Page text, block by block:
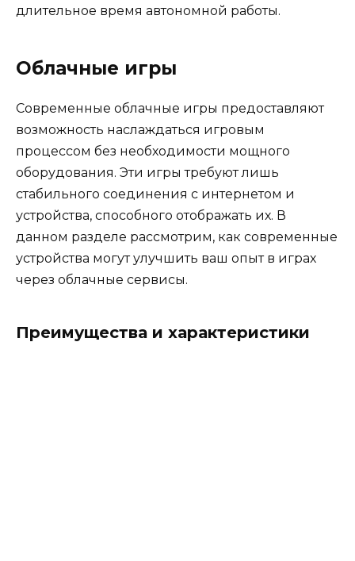
длительное время автономной работы.
Облачные игры
Современные облачные игры предоставляют
возможность наслаждаться игровым
процессом без необходимости мощного
оборудования. Эти игры требуют лишь
стабильного соединения с интернетом и
устройства, способного отображать их. В
данном разделе рассмотрим, как современные
устройства могут улучшить ваш опыт в играх
через облачные сервисы.
Преимущества и характеристики